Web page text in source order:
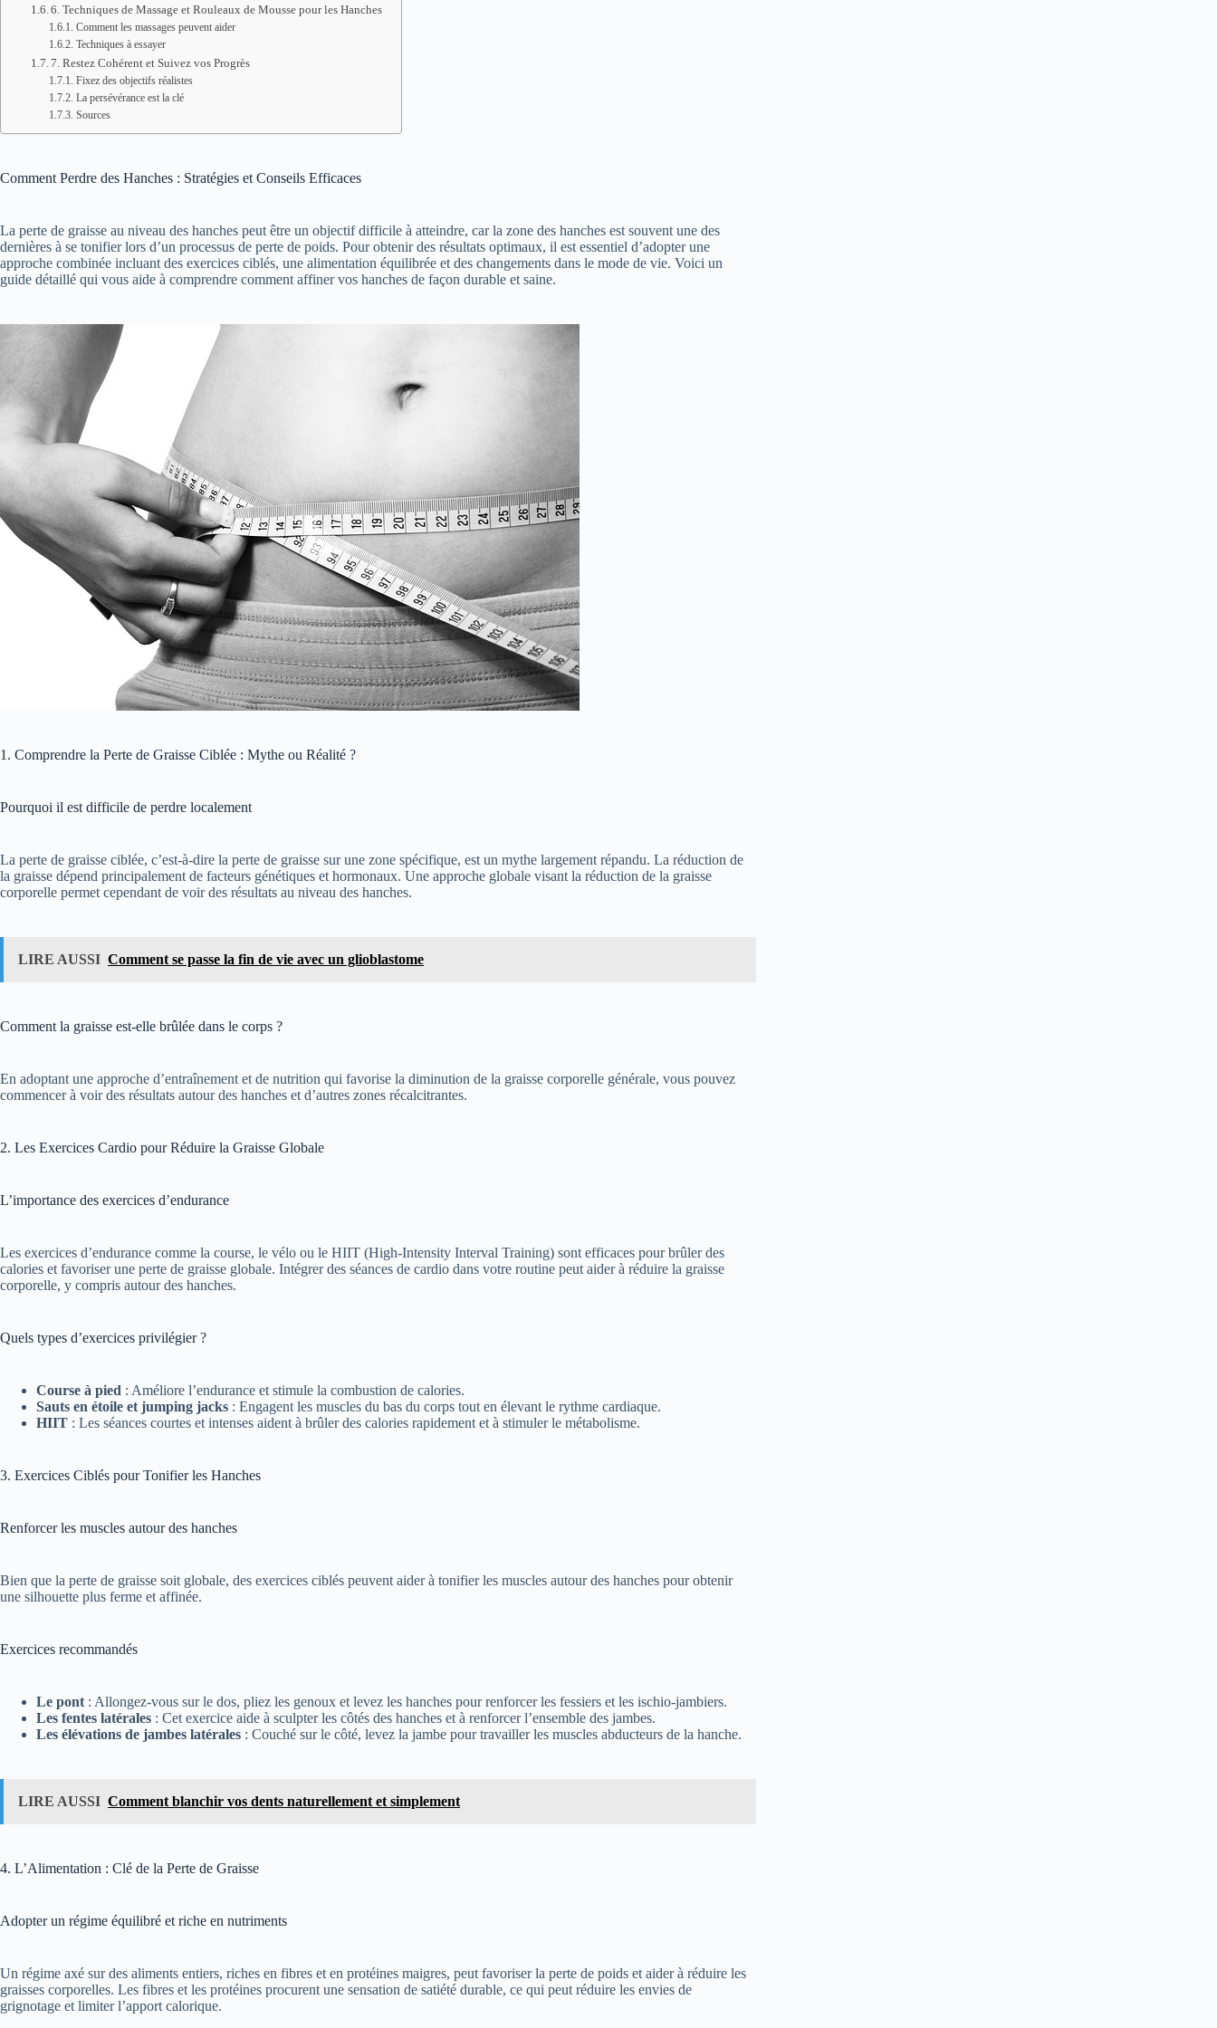
6. Techniques de Massage et Rouleaux de Mousse pour les Hanches
Comment les massages peuvent aider
Techniques à essayer
7. Restez Cohérent et Suivez vos Progrès
Fixez des objectifs réalistes
La persévérance est la clé
Sources
Comment Perdre des Hanches : Stratégies et Conseils Efficaces
La perte de graisse au niveau des hanches peut être un objectif difficile à atteindre, car la zone des hanches est souvent une des
dernières à se tonifier lors d’un processus de perte de poids. Pour obtenir des résultats optimaux, il est essentiel d’adopter une
approche combinée incluant des exercices ciblés, une alimentation équilibrée et des changements dans le mode de vie. Voici un
guide détaillé qui vous aide à comprendre comment affiner vos hanches de façon durable et saine.
1. Comprendre la Perte de Graisse Ciblée : Mythe ou Réalité ?
Pourquoi il est difficile de perdre localement
La perte de graisse ciblée, c’est-à-dire la perte de graisse sur une zone spécifique, est un mythe largement répandu. La réduction de
la graisse dépend principalement de facteurs génétiques et hormonaux. Une approche globale visant la réduction de la graisse
corporelle permet cependant de voir des résultats au niveau des hanches.
LIRE AUSSI Comment se passe la fin de vie avec un glioblastome
Comment la graisse est-elle brûlée dans le corps ?
En adoptant une approche d’entraînement et de nutrition qui favorise la diminution de la graisse corporelle générale, vous pouvez
commencer à voir des résultats autour des hanches et d’autres zones récalcitrantes.
2. Les Exercices Cardio pour Réduire la Graisse Globale
L’importance des exercices d’endurance
Les exercices d’endurance comme la course, le vélo ou le HIIT (High-Intensity Interval Training) sont efficaces pour brûler des
calories et favoriser une perte de graisse globale. Intégrer des séances de cardio dans votre routine peut aider à réduire la graisse
corporelle, y compris autour des hanches.
Quels types d’exercices privilégier ?
Course à pied : Améliore l’endurance et stimule la combustion de calories.
Sauts en étoile et jumping jacks : Engagent les muscles du bas du corps tout en élevant le rythme cardiaque.
HIIT : Les séances courtes et intenses aident à brûler des calories rapidement et à stimuler le métabolisme.
3. Exercices Ciblés pour Tonifier les Hanches
Renforcer les muscles autour des hanches
Bien que la perte de graisse soit globale, des exercices ciblés peuvent aider à tonifier les muscles autour des hanches pour obtenir
une silhouette plus ferme et affinée.
Exercices recommandés
Le pont : Allongez-vous sur le dos, pliez les genoux et levez les hanches pour renforcer les fessiers et les ischio-jambiers.
Les fentes latérales : Cet exercice aide à sculpter les côtés des hanches et à renforcer l’ensemble des jambes.
Les élévations de jambes latérales : Couché sur le côté, levez la jambe pour travailler les muscles abducteurs de la hanche.
LIRE AUSSI Comment blanchir vos dents naturellement et simplement
4. L’Alimentation : Clé de la Perte de Graisse
Adopter un régime équilibré et riche en nutriments
Un régime axé sur des aliments entiers, riches en fibres et en protéines maigres, peut favoriser la perte de poids et aider à réduire les
graisses corporelles. Les fibres et les protéines procurent une sensation de satiété durable, ce qui peut réduire les envies de
grignotage et limiter l’apport calorique.